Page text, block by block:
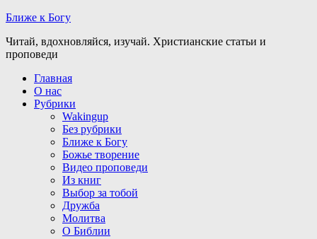
Ближе к Богу
Читай, вдохновляйся, изучай. Христианские статьи и
проповеди
Главная
О нас
Рубрики
Wakingup
Без рубрики
Ближе к Богу
Божье творение
Видео проповеди
Из книг
Выбор за тобой
Дружба
Молитва
О Библии